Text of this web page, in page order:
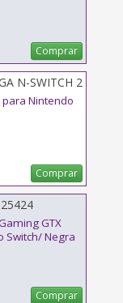
Comprar
N-SWITCH 2
Nintendo
Comprar
GTX
Switch/ Negra
Comprar